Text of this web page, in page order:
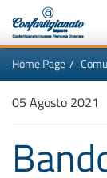
Vai
In
questa
di
navigazione
nel
sito
Home Page
05 Agosto 2021